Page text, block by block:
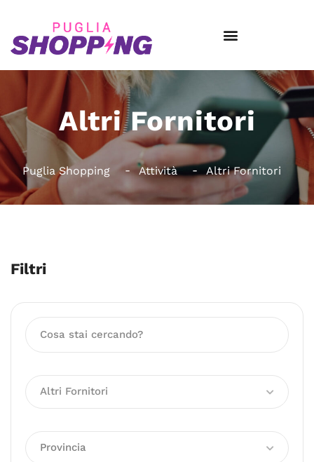
Altri Fornitori
Puglia Shopping Attività Altri Fornitori
Filtri
Altri Fornitori
Provincia